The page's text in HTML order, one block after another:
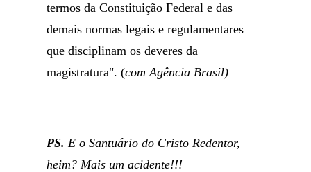
termos da Constituição Federal e das
demais normas legais e regulamentares
que disciplinam os deveres da
magistratura". (com Agência Brasil)
PS. E o Santuário do Cristo Redentor,
heim? Mais um acidente!!!